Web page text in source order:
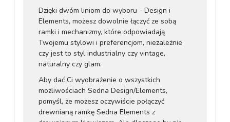
Dzięki dwóm liniom do wyboru - Design i
Elements, możesz dowolnie łączyć ze sobą
ramki i mechanizmy, które odpowiadają
Twojemu stylowi i preferencjom, niezależnie
czy jest to styl industrialny czy vintage,
naturalny czy glam.
Aby dać Ci wyobrażenie o wszystkich
możliwościach Sedna Design/Elements,
pomyśl, że możesz oczywiście połączyć
drewnianą ramkę Sedna Elements z